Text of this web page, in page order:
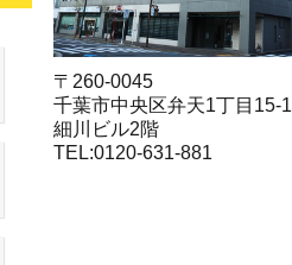
〒260-0045
千葉市中央区弁天1丁目15-1
細川ビル2階
TEL:0120-631-881